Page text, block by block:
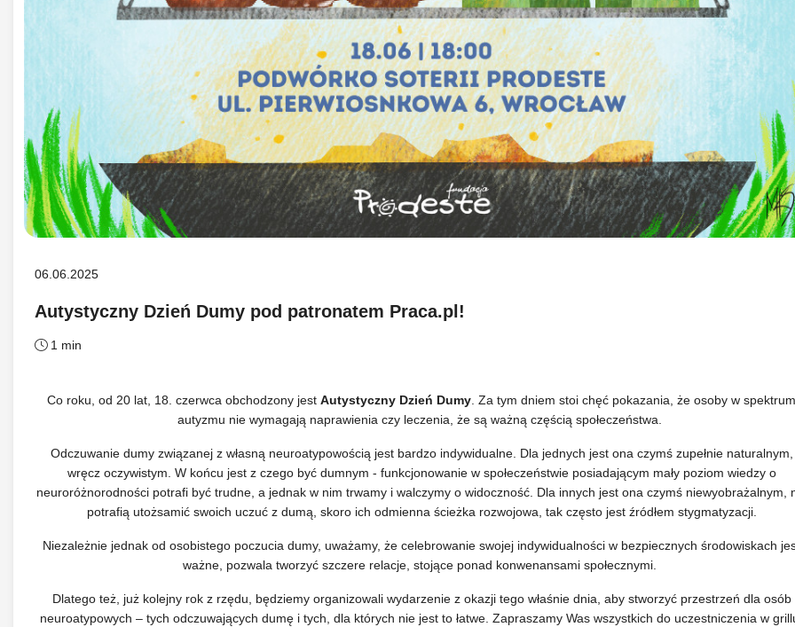
06.06.2025
Autystyczny Dzień Dumy pod patronatem Praca.pl!
1 min
Co roku, od 20 lat, 18. czerwca obchodzony jest Autystyczny Dzień Dumy . Za tym dniem stoi chęć pokazania, że osoby w spektrum
autyzmu nie wymagają naprawienia czy leczenia, że są ważną częścią społeczeństwa.
Odczuwanie dumy związanej z własną neuroatypowością jest bardzo indywidualne. Dla jednych jest ona czymś zupełnie naturalnym,
wręcz oczywistym. W końcu jest z czego być dumnym - funkcjonowanie w społeczeństwie posiadającym mały poziom wiedzy o
neuroróżnorodności potrafi być trudne, a jednak w nim trwamy i walczymy o widoczność. Dla innych jest ona czymś niewyobrażalnym,
potrafią utożsamić swoich uczuć z dumą, skoro ich odmienna ścieżka rozwojowa, tak często jest źródłem stygmatyzacji.
Niezależnie jednak od osobistego poczucia dumy, uważamy, że celebrowanie swojej indywidualności w bezpiecznych środowiskach
ważne, pozwala tworzyć szczere relacje, stojące ponad konwenansami społecznymi.
Dlatego też, już kolejny rok z rzędu, będziemy organizowali wydarzenie z okazji tego właśnie dnia, aby stworzyć przestrzeń dla osób
neuroatypowych – tych odczuwających dumę i tych, dla których nie jest to łatwe. Zapraszamy Was wszystkich do uczestniczenia w